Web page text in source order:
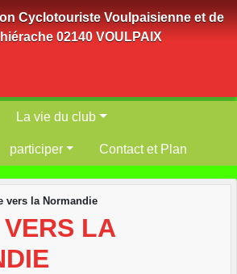
Cyclotouriste Voulpaisienne et de
02140 VOULPAIX
La vie du club
participer Contact et Plan
vers la Normandie
LA
cookies